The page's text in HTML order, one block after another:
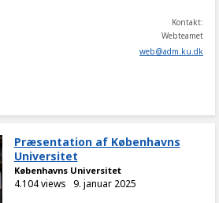
Kontakt:
Webteamet
web@adm.ku.dk
Præsentation af Københavns
Universitet
Københavns Universitet
4.104 views 9. januar 2025